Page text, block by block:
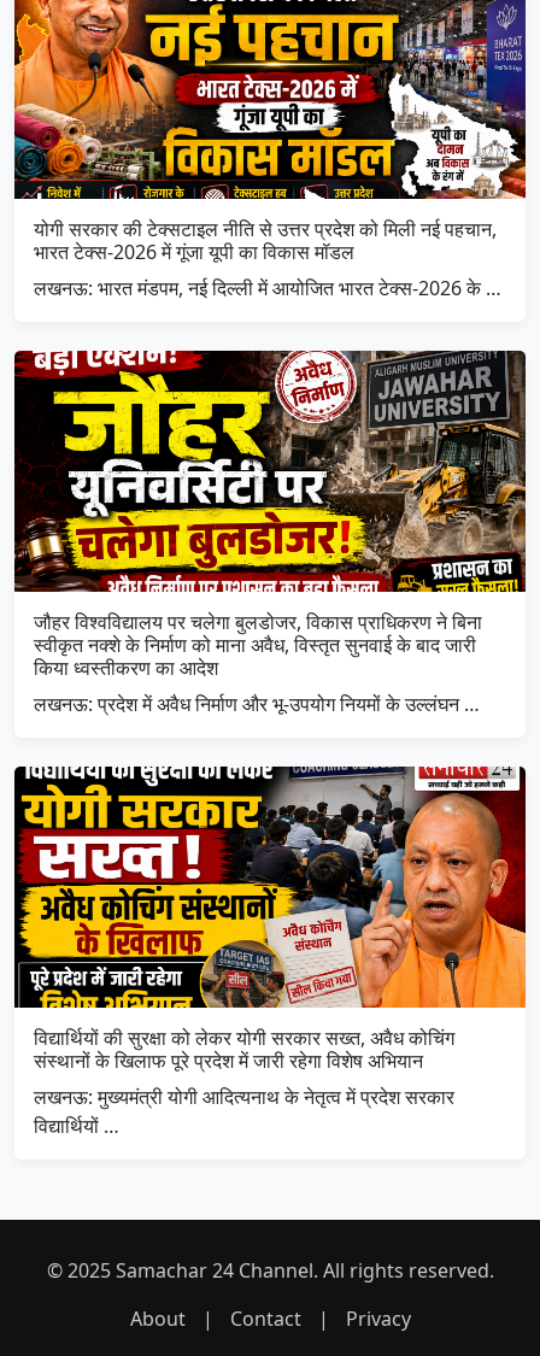
योगी सरकार की टेक्सटाइल नीति से उत्तर प्रदेश को मिली नई पहचान,
भारत टेक्स-2026 में गूंजा यूपी का विकास मॉडल
लखनऊ: भारत मंडपम, नई दिल्ली में आयोजित भारत टेक्स-2026 के …
जौहर विश्वविद्यालय पर चलेगा बुलडोजर, विकास प्राधिकरण ने बिना
स्वीकृत नक्शे के निर्माण को माना अवैध, विस्तृत सुनवाई के बाद जारी
किया ध्वस्तीकरण का आदेश
लखनऊ: प्रदेश में अवैध निर्माण और भू-उपयोग नियमों के उल्लंघन …
विद्यार्थियों की सुरक्षा को लेकर योगी सरकार सख्त, अवैध कोचिंग
संस्थानों के खिलाफ पूरे प्रदेश में जारी रहेगा विशेष अभियान
लखनऊ: मुख्यमंत्री योगी आदित्यनाथ के नेतृत्व में प्रदेश सरकार
विद्यार्थियों …
© 2025 Samachar 24 Channel. All rights reserved.
About
| Contact | Privacy